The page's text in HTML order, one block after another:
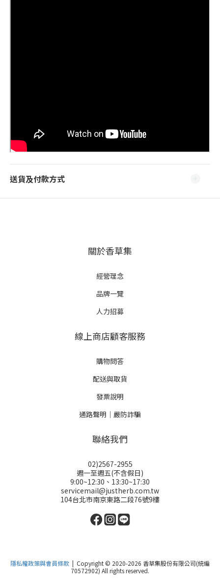
送貨及付款方式
關於香草集
經營理念
品牌一覽
人力招募
線上商店顧客服務
購物問答
配送與取貨
發票說明
通路聲明｜嚴防詐騙
聯絡我們
02)2567-2955
週一至週五(不含假日)
9:00~12:30、13:30~17:30
servicemail@justherb.com.tw
104台北市南京東路二段76號9樓
隱私權政策與會員條款 | Copyright © 2020-2026 香草集股份有限公司(統編
70572902) All rights reserved.